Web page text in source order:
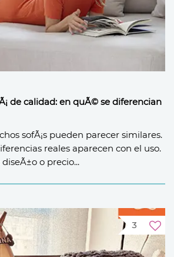
de calidad: en quÃ© se diferencian
sofÃ¡s pueden parecer similares.
reales aparecen con el uso.
o precio...
3